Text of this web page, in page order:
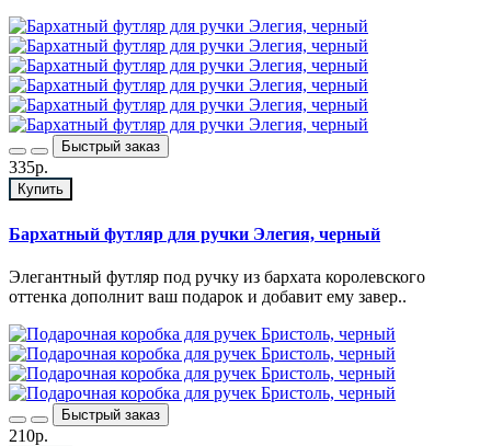
Быстрый заказ
335р.
Купить
Бархатный футляр для ручки Элегия, черный
Элегантный футляр под ручку из бархата королевского
оттенка дополнит ваш подарок и добавит ему завер..
Быстрый заказ
210р.